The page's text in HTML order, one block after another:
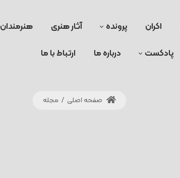
اکران پرونده آثار هنری هنرمندان
پادکست درباره ما ارتباط با ما
صفحه اصلی / مجله